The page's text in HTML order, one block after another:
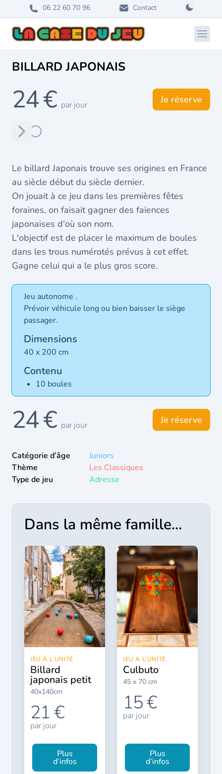
06 22 60 70 96 Contact
BILLARD JAPONAIS
24 € par jour Je réserve
Suivant
Le billard Japonais trouve ses origines en France
au siècle début du siècle dernier.
On jouait à ce jeu dans les premières fêtes
foraines, on faisait gagner des faïences
japonaises d'où son nom.
L'objectif est de placer le maximum de boules
dans les trous numérotés prévus à cet effet.
Gagne celui qui a le plus gros score.
Jeu autonome .
Prévoir véhicule long ou bien baisser le siège
passager.
Dimensions
40 x 200 cm
Contenu
10 boules
24 € par jour Je réserve
Catégorie d’âge
Juniors
Thème
Les Classiques
Type de jeu
Adresse
Dans la même famille…
JEU À L’UNITÉ
billard
japonais petit
40x140cm
21 €
par jour
Plus
d’infos
JEU À L’UNITÉ
culbuto
45 x 70 cm
15 €
par jour
Plus
d’infos